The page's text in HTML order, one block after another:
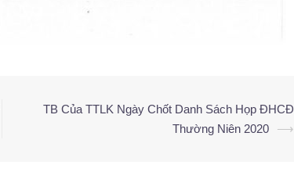
TB Của TTLK Ngày Chốt Danh Sách Họp ĐHCĐ
Thường Niên 2020
⟶